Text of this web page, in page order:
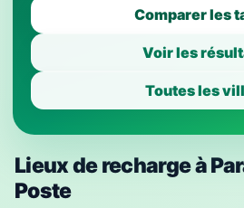
Comparer les
Voir les
Toutes les
Lieux de recharge à
Poste